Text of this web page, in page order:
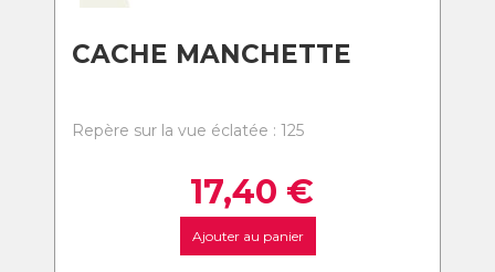
CACHE MANCHETTE
Repère sur la vue éclatée : 125
17,40 €
Ajouter au panier